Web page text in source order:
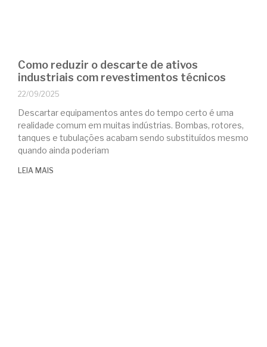
Como reduzir o descarte de ativos
industriais com revestimentos técnicos
22/09/2025
Descartar equipamentos antes do tempo certo é uma
realidade comum em muitas indústrias. Bombas, rotores,
tanques e tubulações acabam sendo substituídos mesmo
quando ainda poderiam
LEIA MAIS